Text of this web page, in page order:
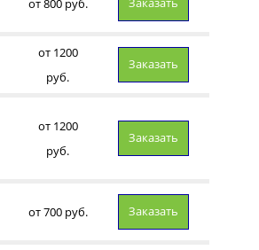
от 800 руб.
от 1200
руб.
Заказать
от 1200
руб.
Заказать
от 700 руб. Заказать